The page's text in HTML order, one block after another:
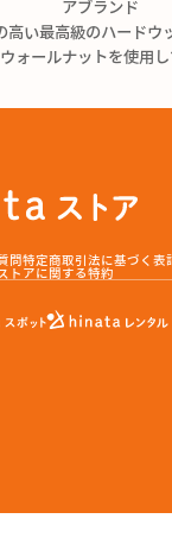
アブランド
高い最高級のハードウ
ォールナットを使用
問特定商取引法に基づく表
トアに関する特約